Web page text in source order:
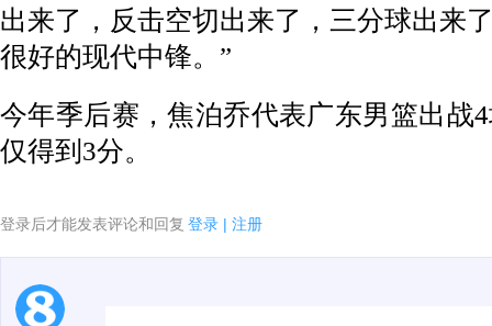
出来了，反击空切出来了，三分球出来
很好的现代中锋。”
今年季后赛，焦泊乔代表广东男篮出战
仅得到3分。
登录后才能发表评论和回复 登录 | 注册